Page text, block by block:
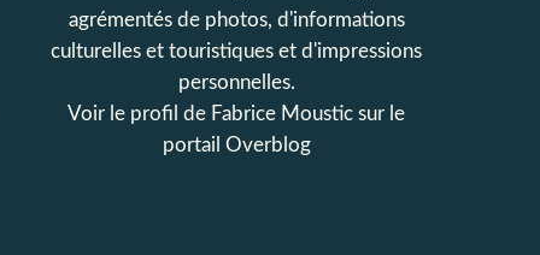
agrémentés de photos, d'informations
culturelles et touristiques et d'impressions
personnelles.
Voir le profil de Fabrice Moustic sur le
portail Overblog